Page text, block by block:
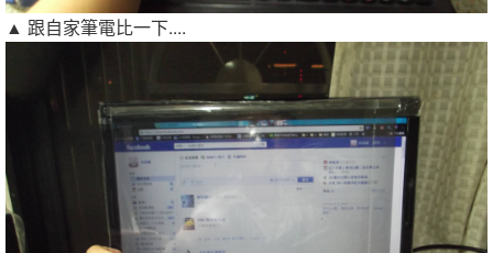
▲ 跟自家筆電比一下....